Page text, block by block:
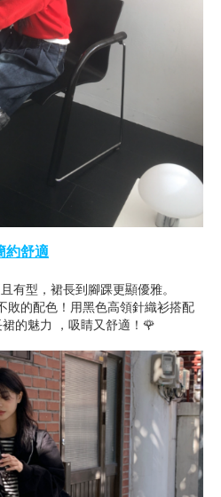
約舒適
有型，裙長到腳踝更顯優雅。
敗的配色！用黑色高領針織衫搭配
的魅力
，吸睛又舒適！🌹